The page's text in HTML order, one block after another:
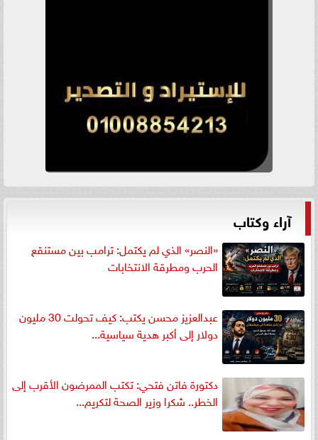
آراء وكتاب
«النصر» الذي لم يكتمل: ترامب بين مستنقع
الحرب ومطرقة الانتخابات
عبدالعزيز محسن يكتب: كيف تحولت 30 مليون
دولار إلى أكبر هدية سياسية...
دكتورة فاتن فتحي: تكتب الممرضون الأقرب إلى
الخطر.. شكرا وزير الصحة لتكريم...